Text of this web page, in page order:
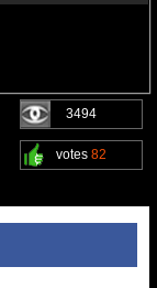
3494
votes 82